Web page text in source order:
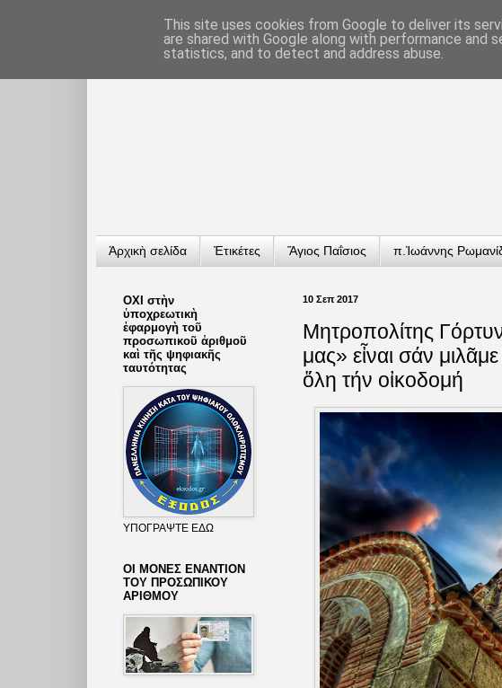
Ἀρχικὴ σελίδα Ἐτικέτες Ἅγιος Παΐσιος π.Ἰωάννης
10 Σεπ 2017
Μητροπολίτης
μας» εἶναι σάν
ὅλη τήν οἰκοδομή
ΟΧΙ στὴν
ὑποχρεωτικὴ
ἐφαρμογὴ τοῦ
προσωπικοῦ ἀριθμοῦ
καὶ τῆς ψηφιακῆς
ταυτότητας
ΥΠΟΓΡΑΨΤΕ ΕΔΩ
ΟΙ ΜΟΝΕΣ ΕΝΑΝΤΙΟΝ
ΤΟΥ ΠΡΟΣΩΠΙΚΟΥ
ΑΡΙΘΜΟΥ
This site uses cookies from Google to deliver its
are shared with Google along with performance
statistics, and to detect and address abuse.